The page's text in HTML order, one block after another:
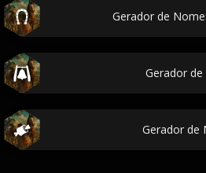
Gerador de
Gerador
Gerador de